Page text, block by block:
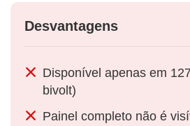
Desvantagens
Disponível apenas em
bivolt)
Painel completo não é